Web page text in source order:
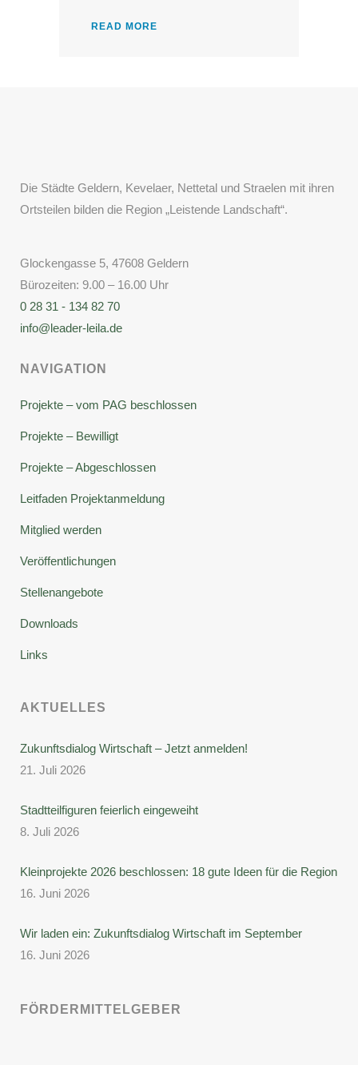
READ MORE
Die Städte Geldern, Kevelaer, Nettetal und Straelen mit ihren
Ortsteilen bilden die Region „Leistende Landschaft“.
Glockengasse 5, 47608 Geldern
Bürozeiten: 9.00 – 16.00 Uhr
0 28 31 - 134 82 70
info@leader-leila.de
NAVIGATION
Projekte – vom PAG beschlossen
Projekte – Bewilligt
Projekte – Abgeschlossen
Leitfaden Projektanmeldung
Mitglied werden
Veröffentlichungen
Stellenangebote
Downloads
Links
AKTUELLES
Zukunftsdialog Wirtschaft – Jetzt anmelden!
21. Juli 2026
Stadtteilfiguren feierlich eingeweiht
8. Juli 2026
Kleinprojekte 2026 beschlossen: 18 gute Ideen für die Region
16. Juni 2026
Wir laden ein: Zukunftsdialog Wirtschaft im September
16. Juni 2026
FÖRDERMITTELGEBER